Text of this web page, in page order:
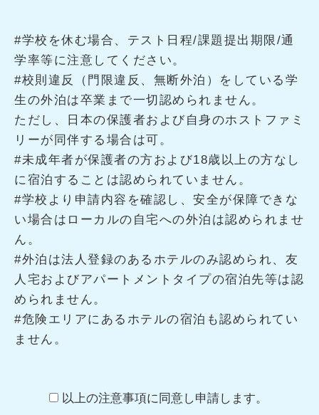
#学校を休む場合、テスト日程/課題提出期限/通
学率等に注意してください。
#校則違反（門限違反、無断外泊）をしている学
生の外泊は卒業まで一切認められません。
ただし、日本の保護者および自身のホストファミ
リーが同伴する場合は可。
#未成年者が保護者の方および18歳以上の方なし
に宿泊することは認められていません。
#学校より申請内容を確認し、安全が保障できな
い場合はローカルの自宅への外泊は認められませ
ん。
#外泊は法人登録のあるホテルのみ認められ、友
人宅およびアパートメントタイプの宿泊先等は認
められません。
#危険エリアにあるホテルの宿泊も認められてい
ません。
以上の注意事項に同意し申請します。